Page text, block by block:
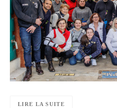
LIRE LA SUITE